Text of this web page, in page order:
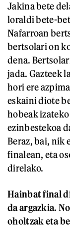
Jakina bete
loraldi bete-
Nafarroan
bertsolari on
dena.
jada. Gazteek
hori ere
eskaini diote
hobeak
ezinbestekoa
Beraz, bai, nik
finalean, eta
direlako.
Hainbat final
da argazkia.
oholtzak eta